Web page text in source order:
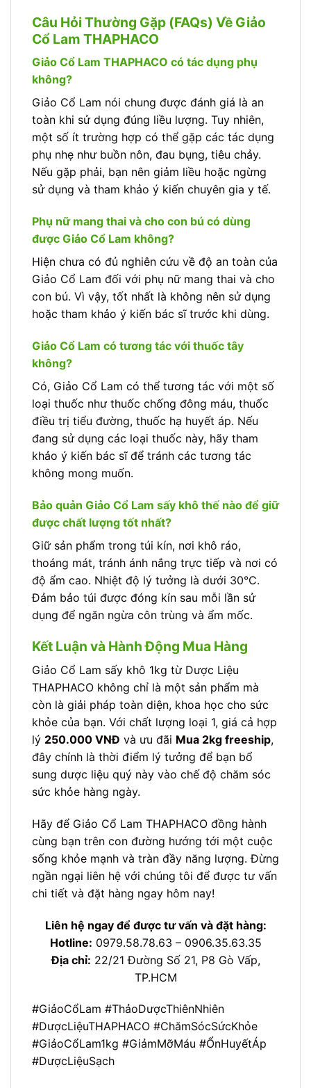
Câu Hỏi Thường Gặp (FAQs) Về Giảo
Cổ Lam THAPHACO
Giảo Cổ Lam THAPHACO có tác dụng phụ
không?
Giảo Cổ Lam nói chung được đánh giá là an
toàn khi sử dụng đúng liều lượng. Tuy nhiên,
một số ít trường hợp có thể gặp các tác dụng
phụ nhẹ như buồn nôn, đau bụng, tiêu chảy.
Nếu gặp phải, bạn nên giảm liều hoặc ngừng
sử dụng và tham khảo ý kiến chuyên gia y tế.
Phụ nữ mang thai và cho con bú có dùng
được Giảo Cổ Lam không?
Hiện chưa có đủ nghiên cứu về độ an toàn của
Giảo Cổ Lam đối với phụ nữ mang thai và cho
con bú. Vì vậy, tốt nhất là không nên sử dụng
hoặc tham khảo ý kiến bác sĩ trước khi dùng.
Giảo Cổ Lam có tương tác với thuốc tây
không?
Có, Giảo Cổ Lam có thể tương tác với một số
loại thuốc như thuốc chống đông máu, thuốc
điều trị tiểu đường, thuốc hạ huyết áp. Nếu
đang sử dụng các loại thuốc này, hãy tham
khảo ý kiến bác sĩ để tránh các tương tác
không mong muốn.
Bảo quản Giảo Cổ Lam sấy khô thế nào để giữ
được chất lượng tốt nhất?
Giữ sản phẩm trong túi kín, nơi khô ráo,
thoáng mát, tránh ánh nắng trực tiếp và nơi có
độ ẩm cao. Nhiệt độ lý tưởng là dưới 30°C.
Đảm bảo túi được đóng kín sau mỗi lần sử
dụng để ngăn ngừa côn trùng và ẩm mốc.
Kết Luận và Hành Động Mua Hàng
Giảo Cổ Lam sấy khô 1kg từ Dược Liệu
THAPHACO không chỉ là một sản phẩm mà
còn là giải pháp toàn diện, khoa học cho sức
khỏe của bạn. Với chất lượng loại 1, giá cả hợp
lý 250.000 VNĐ và ưu đãi Mua 2kg freeship,
đây chính là thời điểm lý tưởng để bạn bổ
sung dược liệu quý này vào chế độ chăm sóc
sức khỏe hàng ngày.
Hãy để Giảo Cổ Lam THAPHACO đồng hành
cùng bạn trên con đường hướng tới một cuộc
sống khỏe mạnh và tràn đầy năng lượng. Đừng
ngần ngại liên hệ với chúng tôi để được tư vấn
chi tiết và đặt hàng ngay hôm nay!
Liên hệ ngay để được tư vấn và đặt hàng:
Hotline: 0979.58.78.63 – 0906.35.63.35
Địa chỉ: 22/21 Đường Số 21, P8 Gò Vấp,
TP.HCM
#GiảoCổLam #ThảoDượcThiênNhiên
#DượcLiệuTHAPHACO #ChămSócSứcKhỏe
#GiảoCổLam1kg #GiảmMỡMáu #ỔnHuyếtÁp
#DượcLiệuSạch